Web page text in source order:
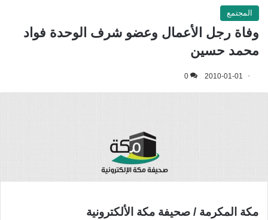
المجتمع
وفاة رجل الأعمال وعضو شرف الوحدة فواد
محمد حسين
2010-01-01
0
مكة المكرمة / صحيفة مكة الألكترونية